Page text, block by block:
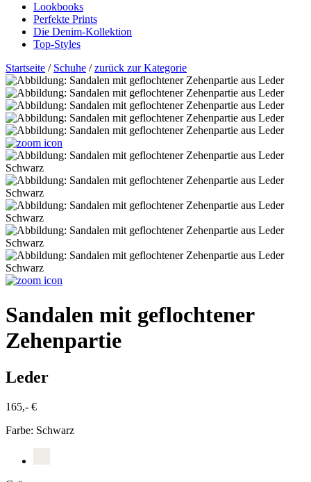
Lookbooks
Perfekte Prints
Die Denim-Kollektion
Top-Styles
Startseite / Schuhe /zurück zur Kategorie
Sandalen mit geflochtener
Zehenpartie
Leder
165,- €
Farbe: Schwarz